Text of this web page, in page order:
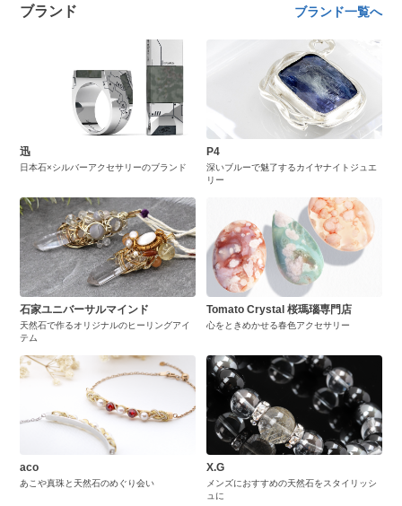
ブランド ブランド一覧へ
迅
日本石×シルバーアクセサリーのブランド
P4
深いブルーで魅了するカイヤナイトジュエ
リー
石家ユニバーサルマインド
天然石で作るオリジナルのヒーリングアイ
テム
Tomato Crystal 桜瑪瑙専門店
心をときめかせる春色アクセサリー
aco
あこや真珠と天然石のめぐり会い
X.G
メンズにおすすめの天然石をスタイリッシ
ュに